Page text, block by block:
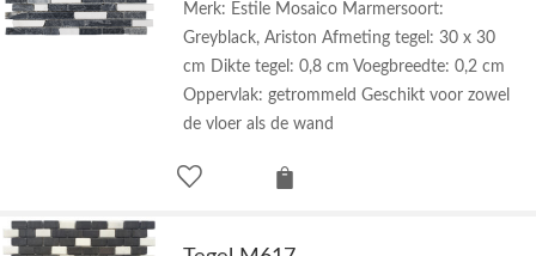
Merk: Estile Mosaico Marmersoort:
Greyblack, Ariston Afmeting tegel: 30 x 30
cm Dikte tegel: 0,8 cm Voegbreedte: 0,2 cm
Oppervlak: getrommeld Geschikt voor zowel
de vloer als de wand